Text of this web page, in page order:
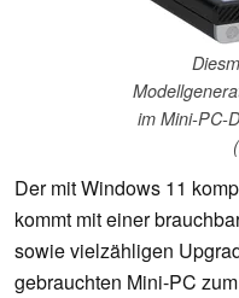
im Mini-PC-
Der mit Windows 11
kommt mit einer
sowie vielzähligen
gebrauchten Mini-PC